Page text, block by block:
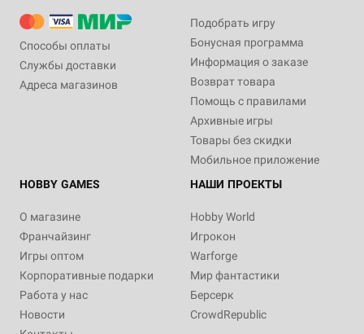
Способы оплаты
Службы доставки
Адреса магазинов
Подобрать игру
Бонусная программа
Информация о заказе
Возврат товара
Помощь с правилами
Архивные игры
Товары без скидки
Мобильное приложение
HOBBY GAMES
О магазине
Франчайзинг
Игры оптом
Корпоративные подарки
Работа у нас
Новости
НАШИ ПРОЕКТЫ
Hobby World
Игрокон
Warforge
Мир фантастики
Берсерк
CrowdRepublic